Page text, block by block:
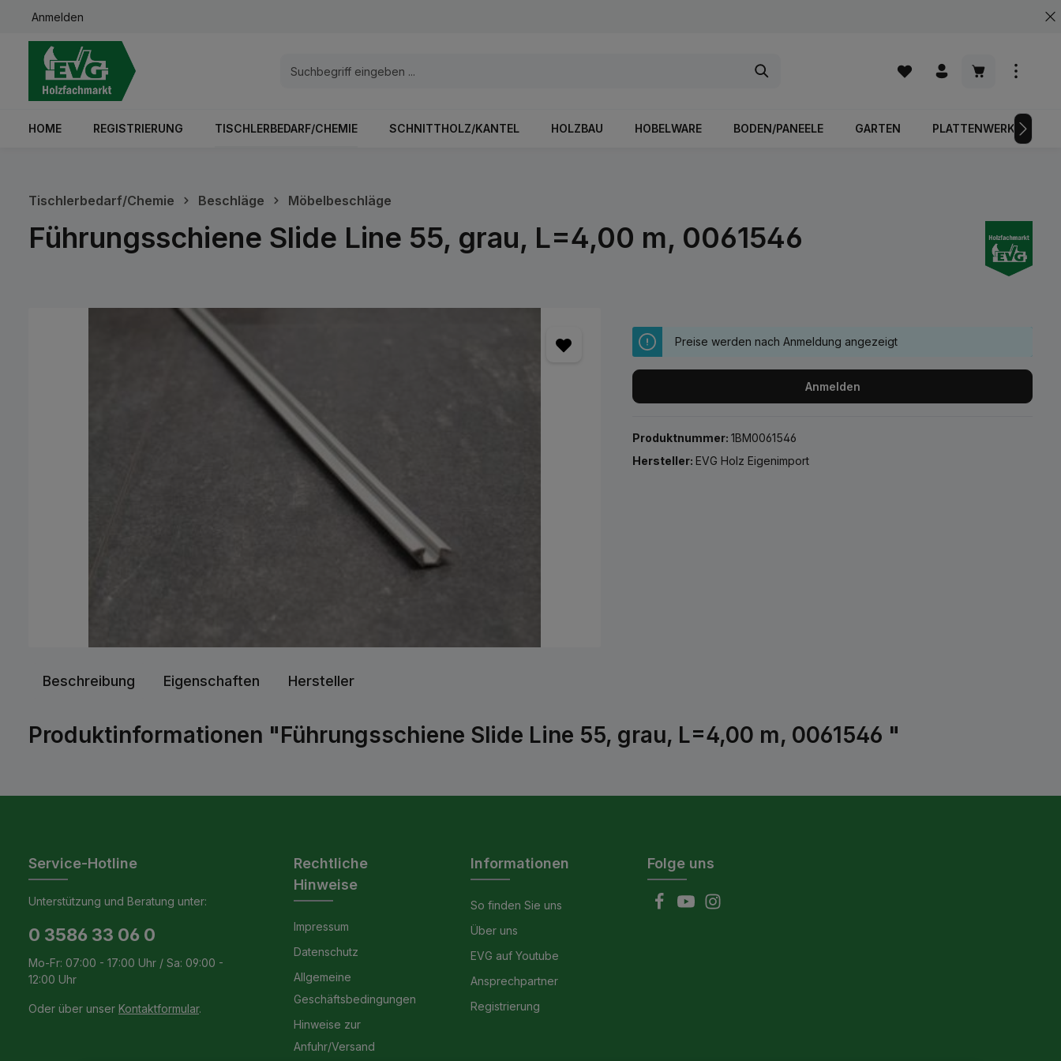
Zur Hauptnavigation springen
Anmelden
Warenkorb
HOME REGISTRIERUNG TISCHLERBEDARF/CHEMIE SCHNITTHOLZ/KANTEL HOLZBAU HOBELWARE BODEN/PANEELE GARTEN PLATTENWERKSTOFFE
Tischlerbedarf/Chemie Beschläge Möbelbeschläge
Führungsschiene Slide Line 55, grau, L=4,00 m, 0061546
Preise werden nach Anmeldung angezeigt
Anmelden
Produktnummer:1BM0061546
Hersteller:EVG Holz Eigenimport
Beschreibung Eigenschaften Hersteller
Produktinformationen "Führungsschiene Slide Line 55, grau, L=4,00 m, 0061546 "
Service-Hotline
Unterstützung und Beratung unter:
0 3586 33 06 0
Mo-Fr: 07:00 - 17:00 Uhr / Sa: 09:00 -
12:00 Uhr
Oder über unser Kontaktformular.
Rechtliche
Hinweise
Impressum
Datenschutz
Allgemeine
Geschäftsbedingungen
Hinweise zur
Anfuhr/Versand
Informationen
So finden Sie uns
Über uns
EVG auf Youtube
Ansprechpartner
Registrierung
Folge uns